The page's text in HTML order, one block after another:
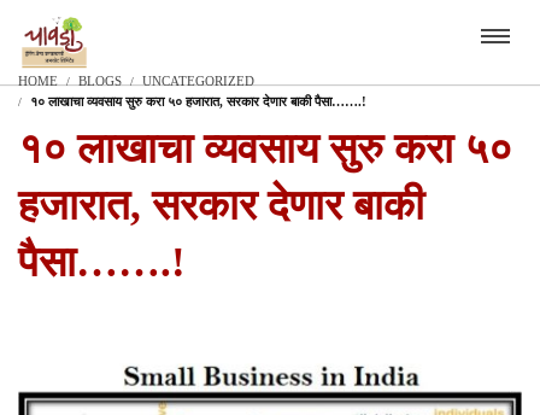
HOME BLOGS
UNCATEGORIZED
१० लाखाचा व्यवसाय सुरु करा ५० हजारात, सरकार देणार बाकी पैसा…….!
१० लाखाचा व्यवसाय सुरु करा ५०
हजारात, सरकार देणार बाकी
पैसा…….!